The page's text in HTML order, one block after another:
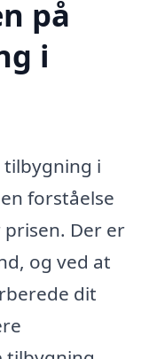
på
i
tilbygning i
forståelse
Der er
og ved at
dit